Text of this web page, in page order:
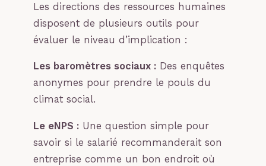
Les directions des ressources humaines
disposent de plusieurs outils pour
évaluer le niveau d’implication :
Les baromètres sociaux : Des enquêtes
anonymes pour prendre le pouls du
climat social.
Le eNPS : Une question simple pour
savoir si le salarié recommanderait son
entreprise comme un bon endroit où